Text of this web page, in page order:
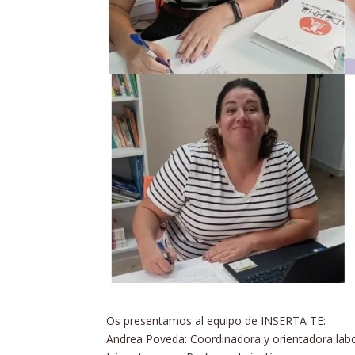
Os presentamos al equipo de INSERTA TE:
Andrea Poveda: Coordinadora y orientadora